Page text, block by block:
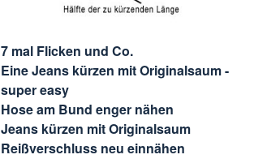
7 mal Flicken und Co.
Eine Jeans kürzen mit Originalsaum -
super easy
Hose am Bund enger nähen
Jeans kürzen mit Originalsaum
Reißverschluss neu einnähen